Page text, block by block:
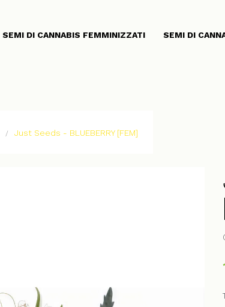
SEMI DI CANNABIS FEMMINIZZATI SEMI DI
Just Seeds - BLUEBERRY [FEM]